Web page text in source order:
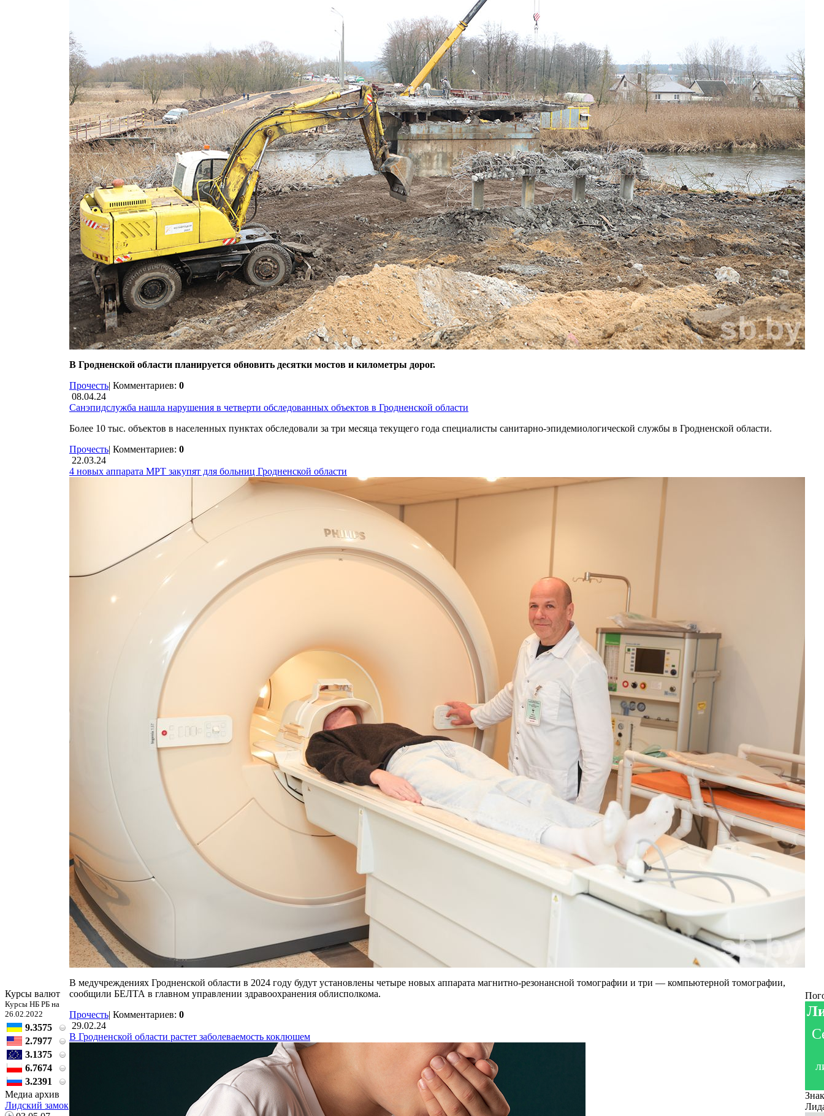
Курсы валют
Курсы НБ РБ на
26.02.2022
9.3575
2.7977
3.1375
6.7674
3.2391
Медиа архив
Лидский замок
В Гродненской области планируется обновить десятки мостов и километры дорог.
Прочесть| Комментариев: 0
08.04.24
Санэпидслужба нашла нарушения в четверти обследованных объектов в Гродненской области
Более 10 тыс. объектов в населенных пунктах обследовали за три месяца текущего года специалисты санитарно-эпидемиологической службы в Гродненской области.
Прочесть| Комментариев: 0
22.03.24
4 новых аппарата МРТ закупят для больниц Гродненской области
В медучреждениях Гродненской области в 2024 году будут установлены четыре новых аппарата магнитно-резонансной томографии и три — компьютерной томографии,
сообщили БЕЛТА в главном управлении здравоохранения облисполкома.
Прочесть| Комментариев: 0
29.02.24
В Гродненской области растет заболеваемость коклюшем